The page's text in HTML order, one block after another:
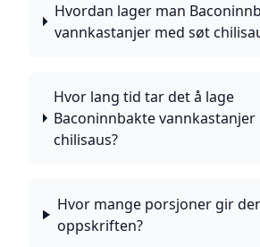
Hvordan lager man
vannkastanjer med søt
Hvor lang tid tar det å lage
Baconinnbakte
chilisaus?
Hvor mange porsjoner gir
oppskriften?